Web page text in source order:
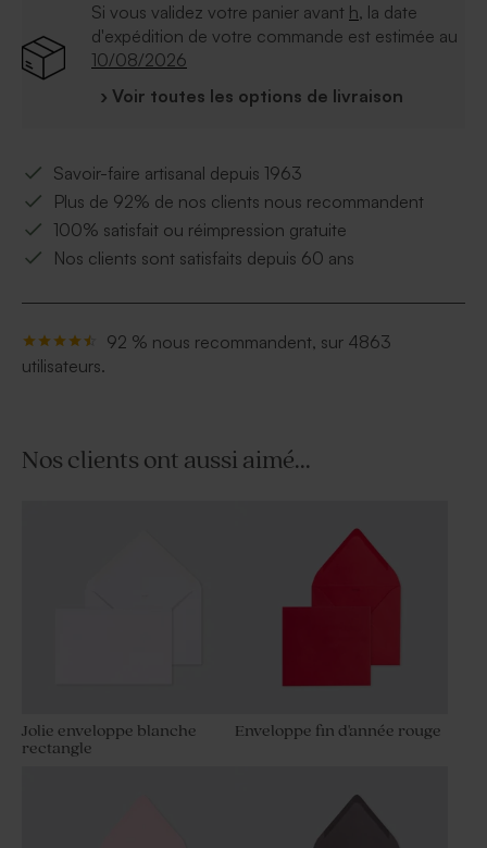
Si vous validez votre panier avant h, la date
d'expédition de votre commande est estimée au
10/08/2026
› Voir toutes les options de livraison
Savoir-faire artisanal depuis 1963
Plus de 92% de nos clients nous recommandent
100% satisfait ou réimpression gratuite
Nos clients sont satisfaits depuis 60 ans
92 % nous recommandent, sur 4863
utilisateurs.
Nos clients ont aussi aimé...
Jolie enveloppe blanche
rectangle
Enveloppe fin d'année rouge